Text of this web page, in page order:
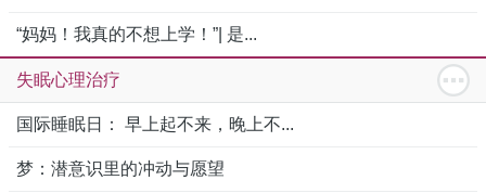
“妈妈！我真的不想上学！”| 是...
失眠心理治疗
国际睡眠日： 早上起不来，晚上不...
梦：潜意识里的冲动与愿望